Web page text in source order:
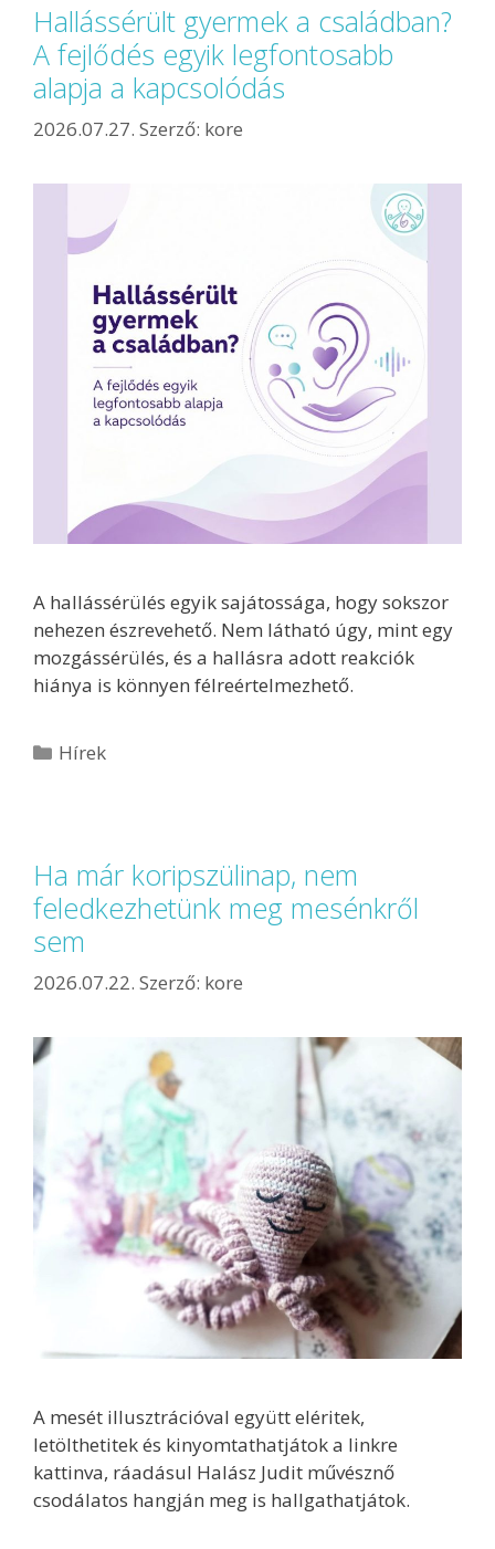
Hallássérült gyermek a családban?
A fejlődés egyik legfontosabb
alapja a kapcsolódás
2026.07.27. Szerző: kore
A hallássérülés egyik sajátossága, hogy sokszor
nehezen észrevehető. Nem látható úgy, mint egy
mozgássérülés, és a hallásra adott reakciók
hiánya is könnyen félreértelmezhető.
Hírek
Ha már koripszülinap, nem
feledkezhetünk meg mesénkről
sem
2026.07.22. Szerző: kore
A mesét illusztrációval együtt eléritek,
letölthetitek és kinyomtathatjátok a linkre
kattinva, ráadásul Halász Judit művésznő
csodálatos hangján meg is hallgathatjátok.